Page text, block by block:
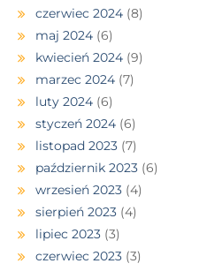
czerwiec 2024 (8)
maj 2024 (6)
kwiecień 2024 (9)
marzec 2024 (7)
luty 2024 (6)
styczeń 2024 (6)
listopad 2023 (7)
październik 2023 (6)
wrzesień 2023 (4)
sierpień 2023 (4)
lipiec 2023 (3)
czerwiec 2023 (3)